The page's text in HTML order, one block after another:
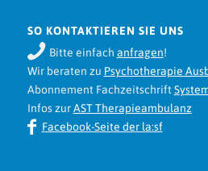
SO KONTAKTIEREN SIE UNS
Bitte einfach anfragen!
Wir beraten zu Psychotherapie
Abonnement Fachzeitschrift
Infos zurAST Therapieambulanz
Facebook-Seite der la:sf